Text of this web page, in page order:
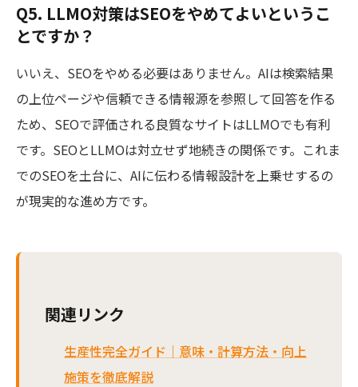
Q5. LLMO対策はSEOをやめてよいというこ
とですか？
いいえ、SEOをやめる必要はありません。AIは検索結果
の上位ページや信頼できる情報源を参照して回答を作る
ため、SEOで評価される良質なサイトはLLMOでも有利
です。SEOとLLMOは対立せず地続きの関係です。これま
でのSEOを土台に、AIに伝わる情報設計を上乗せするの
が現実的な進め方です。
関連リンク
生産性完全ガイド｜意味・計算方法・向上
施策を徹底解説